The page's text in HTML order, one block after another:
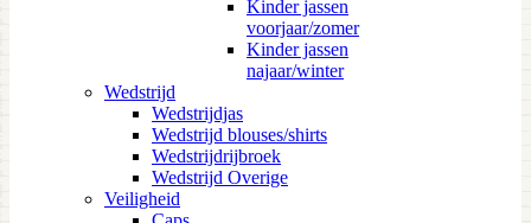
Kinder jassen
voorjaar/zomer
Kinder jassen
najaar/winter
Wedstrijd
Wedstrijdjas
Wedstrijd blouses/shirts
Wedstrijdrijbroek
Wedstrijd Overige
Veiligheid